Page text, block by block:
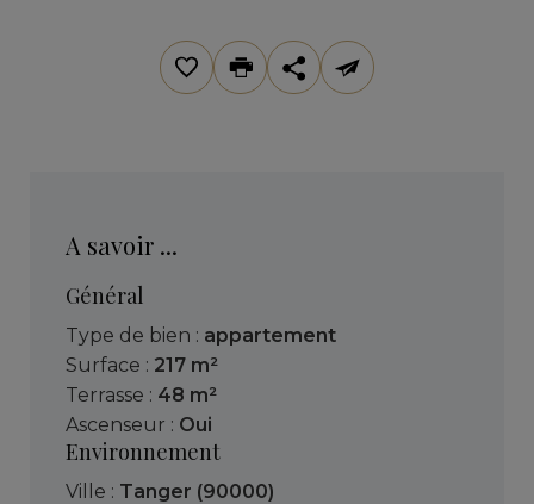
A savoir ...
Général
Type de bien : appartement
Surface : 217 m²
Terrasse : 48 m²
Ascenseur : Oui
Environnement
Ville : Tanger (90000)